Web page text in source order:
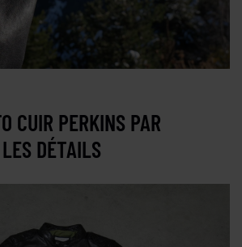
CUIR PERKINS PAR
DÉTAILS